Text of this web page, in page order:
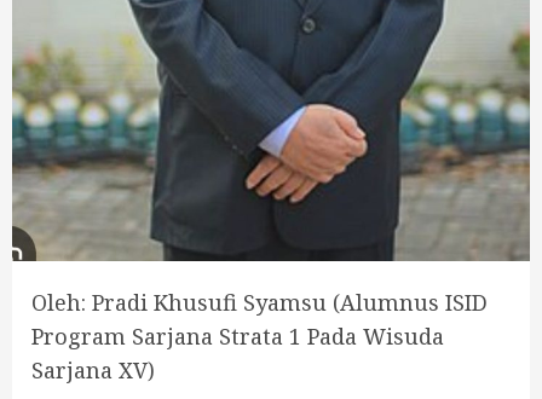
Oleh: Pradi Khusufi Syamsu (Alumnus ISID
Program Sarjana Strata 1 Pada Wisuda
Sarjana XV)